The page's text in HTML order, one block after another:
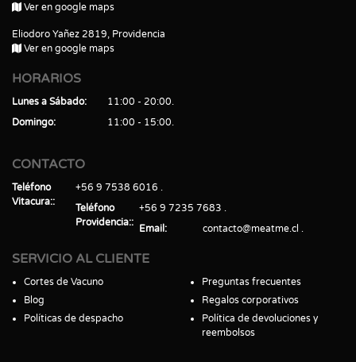
Ver en google maps
Eliodoro Yañez 2819, Providencia
Ver en google maps
HORARIOS
Lunes a Sábado
11:00 - 20:00
Domingo
11:00 - 15:00
CONTACTO
Teléfono
Vitacura:
+56 9 7538 6016
Teléfono
Providencia:
+56 9 7235 7683
Email
contacto@meatme.cl
SERVICIO AL CLIENTE
Cortes de Vacuno
Blog
Políticas de despacho
Preguntas frecuentes
Regalos corporativos
Política de devoluciones y
reembolsos